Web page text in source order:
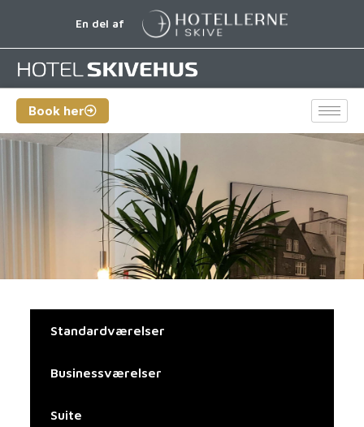
En del af
Book her
Tilføj din overskrift her
Standardværelser
Businessværelser
Suite